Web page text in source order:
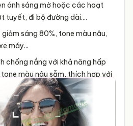
ánh sáng mờ hoặc các hoạt
tuyết, đi bộ đường dài....
giảm sáng 80%, tone màu nâu,
máy...
chống nắng với khả năng hấp
màu nâu sẫm, thích hợp với